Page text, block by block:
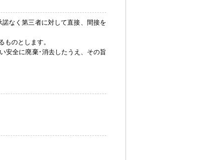
なく第三者に対して直接、間接を
のとします。
安全に廃棄･消去したうえ、その旨